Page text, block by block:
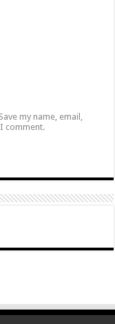
Save my name, email,
comment.